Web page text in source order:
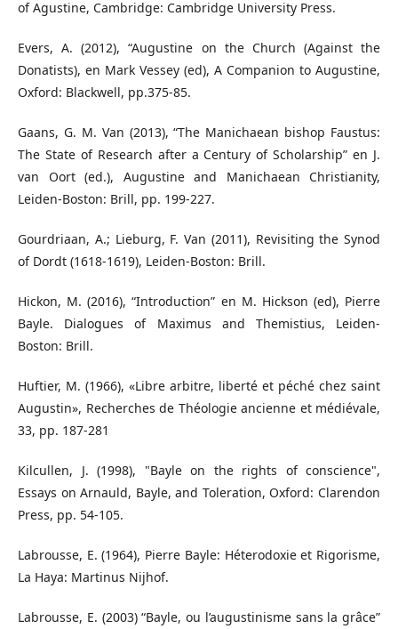
of Agustine, Cambridge: Cambridge University Press.
Evers, A. (2012), “Augustine on the Church (Against the
Donatists), en Mark Vessey (ed), A Companion to Augustine,
Oxford: Blackwell, pp.375-85.
Gaans, G. M. Van (2013), “The Manichaean bishop Faustus:
The State of Research after a Century of Scholarship” en J.
van Oort (ed.), Augustine and Manichaean Christianity,
Leiden-Boston: Brill, pp. 199-227.
Gourdriaan, A.; Lieburg, F. Van (2011), Revisiting the Synod
of Dordt (1618-1619), Leiden-Boston: Brill.
Hickon, M. (2016), “Introduction” en M. Hickson (ed), Pierre
Bayle. Dialogues of Maximus and Themistius, Leiden-
Boston: Brill.
Huftier, M. (1966), «Libre arbitre, liberté et péché chez saint
Augustin», Recherches de Théologie ancienne et médiévale,
33, pp. 187-281
Kilcullen, J. (1998), "Bayle on the rights of conscience",
Essays on Arnauld, Bayle, and Toleration, Oxford: Clarendon
Press, pp. 54-105.
Labrousse, E. (1964), Pierre Bayle: Héterodoxie et Rigorisme,
La Haya: Martinus Nijhof.
Labrousse, E. (2003) “Bayle, ou l’augustinisme sans la grâce”